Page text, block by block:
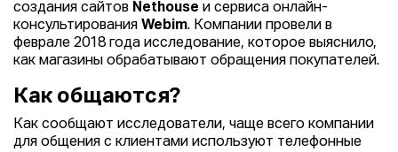
создания сайтов Nethouse и сервиса онлайн-
консультирования Webim. Компании провели в
феврале 2018 года исследование, которое выяснило,
как магазины обрабатывают обращения покупателей.
Как общаются?
Как сообщают исследователи, чаще всего компании
для общения с клиентами используют телефонные